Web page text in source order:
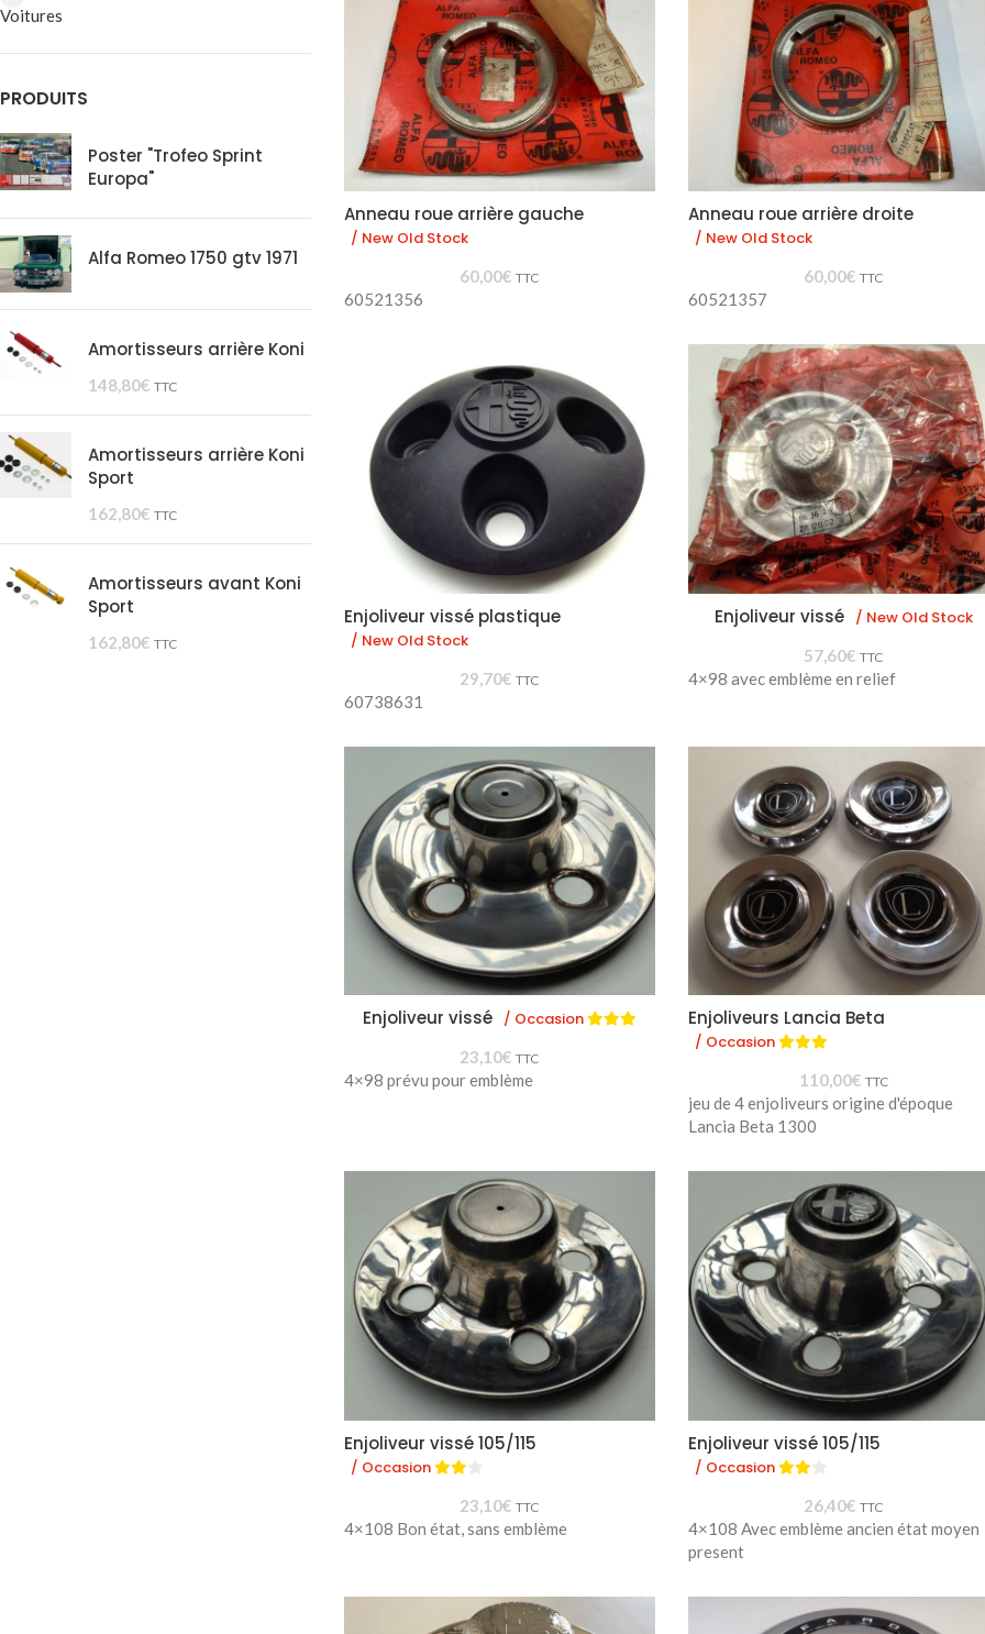
Voitures
PRODUITS
Poster "Trofeo Sprint
Europa"
Alfa Romeo 1750 gtv 1971
Amortisseurs arrière Koni
148,80€ TTC
Amortisseurs arrière Koni
Sport
162,80€ TTC
Amortisseurs avant Koni
Sport
162,80€ TTC
Anneau roue arrière gauche
/ New Old Stock
60,00€ TTC
60521356
Anneau roue arrière droite
/ New Old Stock
60,00€ TTC
60521357
Enjoliveur vissé plastique
/ New Old Stock
29,70€ TTC
60738631
Enjoliveur vissé / New Old Stock
57,60€ TTC
4×98 avec emblème en relief
Enjoliveur vissé / Occasion
23,10€ TTC
4×98 prévu pour emblème
Enjoliveurs Lancia Beta
/ Occasion
110,00€ TTC
jeu de 4 enjoliveurs origine d'époque
Lancia Beta 1300
Enjoliveur vissé 105/115
/ Occasion
23,10€ TTC
4×108 Bon état, sans emblème
Enjoliveur vissé 105/115
/ Occasion
26,40€ TTC
4×108 Avec emblème ancien état moyen
present